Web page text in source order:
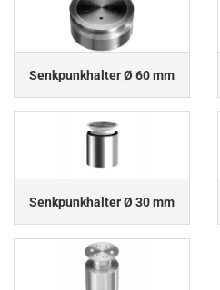
Senkpunkhalter Ø 60 mm
Senkpunkhalter Ø 30 mm